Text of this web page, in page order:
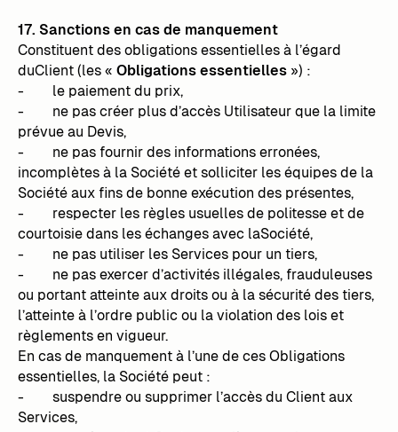
17. Sanctions en cas de manquement
Constituent des obligations essentielles à l’égard
duClient (les « Obligations essentielles») :
- le paiement du prix,
- ne pas créer plus d’accès Utilisateur que la limite
prévue au Devis,
- ne pas fournir des informations erronées,
incomplètes à la Société et solliciter les équipes de la
Société aux fins de bonne exécution des présentes,
- respecter les règles usuelles de politesse et de
courtoisie dans les échanges avec laSociété,
- ne pas utiliser les Services pour un tiers,
- ne pas exercer d’activités illégales, frauduleuses
ou portant atteinte aux droits ou à la sécurité des tiers,
l’atteinte à l’ordre public ou la violation des lois et
règlements en vigueur.
En cas de manquement à l’une de ces Obligations
essentielles, la Société peut :
- suspendre ou supprimer l’accès du Client aux
Services,